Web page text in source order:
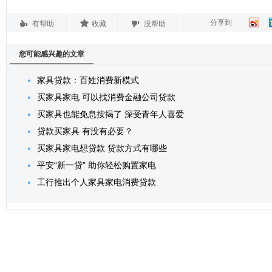
有帮助 收藏 没帮助 分享到
您可能感兴趣的文章
家具贷款：百姓消费新模式
买家具家电 可以找消费金融公司贷款
买家具也能免息按揭了 深受青年人喜爱
贷款买家具 有没有必要？
买家具家电想贷款 贷款方式有哪些
平安“新一贷” 助你轻松购置家电
工行推出个人家具家电消费贷款